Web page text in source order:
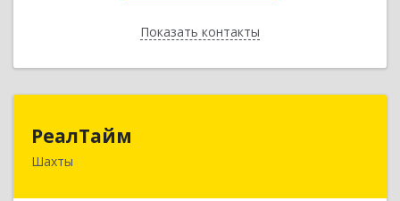
Показать контакты
Назад
РеалТайм
Шахты